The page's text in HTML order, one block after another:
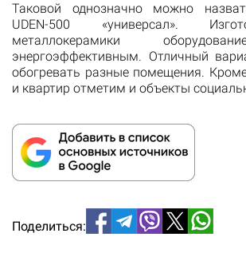
Таковой однозначно можно
UDEN-500 «универсал».
металлокерамики
энергоэффективным. Отличный
обогревать разные помещения.
и квартир отметим и объекты
Поделиться: